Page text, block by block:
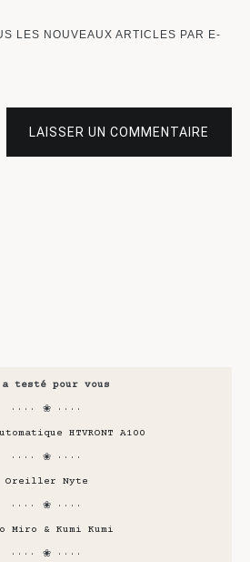
LES NOUVEAUX ARTICLES PAR E-
LAISSER UN COMMENTAIRE
a testé pour vous
···· ❀ ····
HTVRONT A100
···· ❀ ····
Oreiller Nyte
···· ❀ ····
Miro & Kumi Kumi
···· ❀ ····